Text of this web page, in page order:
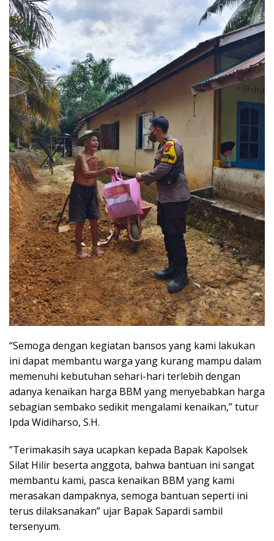
“Semoga dengan kegiatan bansos yang kami lakukan
ini dapat membantu warga yang kurang mampu dalam
memenuhi kebutuhan sehari-hari terlebih dengan
adanya kenaikan harga BBM yang menyebabkan harga
sebagian sembako sedikit mengalami kenaikan,” tutur
Ipda Widiharso, S.H.
”Terimakasih saya ucapkan kepada Bapak Kapolsek
Silat Hilir beserta anggota, bahwa bantuan ini sangat
membantu kami, pasca kenaikan BBM yang kami
merasakan dampaknya, semoga bantuan seperti ini
terus dilaksanakan” ujar Bapak Sapardi sambil
tersenyum.